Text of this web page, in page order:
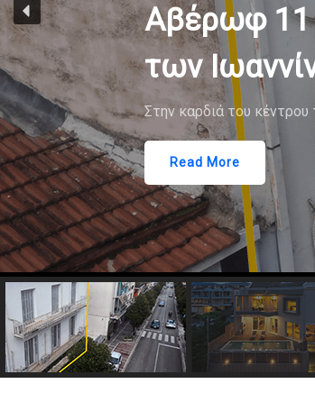
A-1785